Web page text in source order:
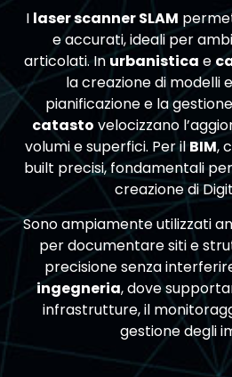
I laser scanner SLAM
e accurati, ideali per
articolati. In urbanistica e
la creazione di modelli
pianificazione e la
catasto velocizzano
volumi e superfici. Per il BIM,
built precisi, fondamentali
creazione di
Sono ampiamente utilizzati
per documentare siti e
precisione senza
ingegneria, dove
infrastrutture, il
gestione degli